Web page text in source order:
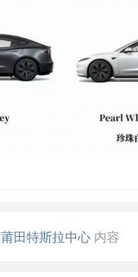
莆田特斯拉中心 内容